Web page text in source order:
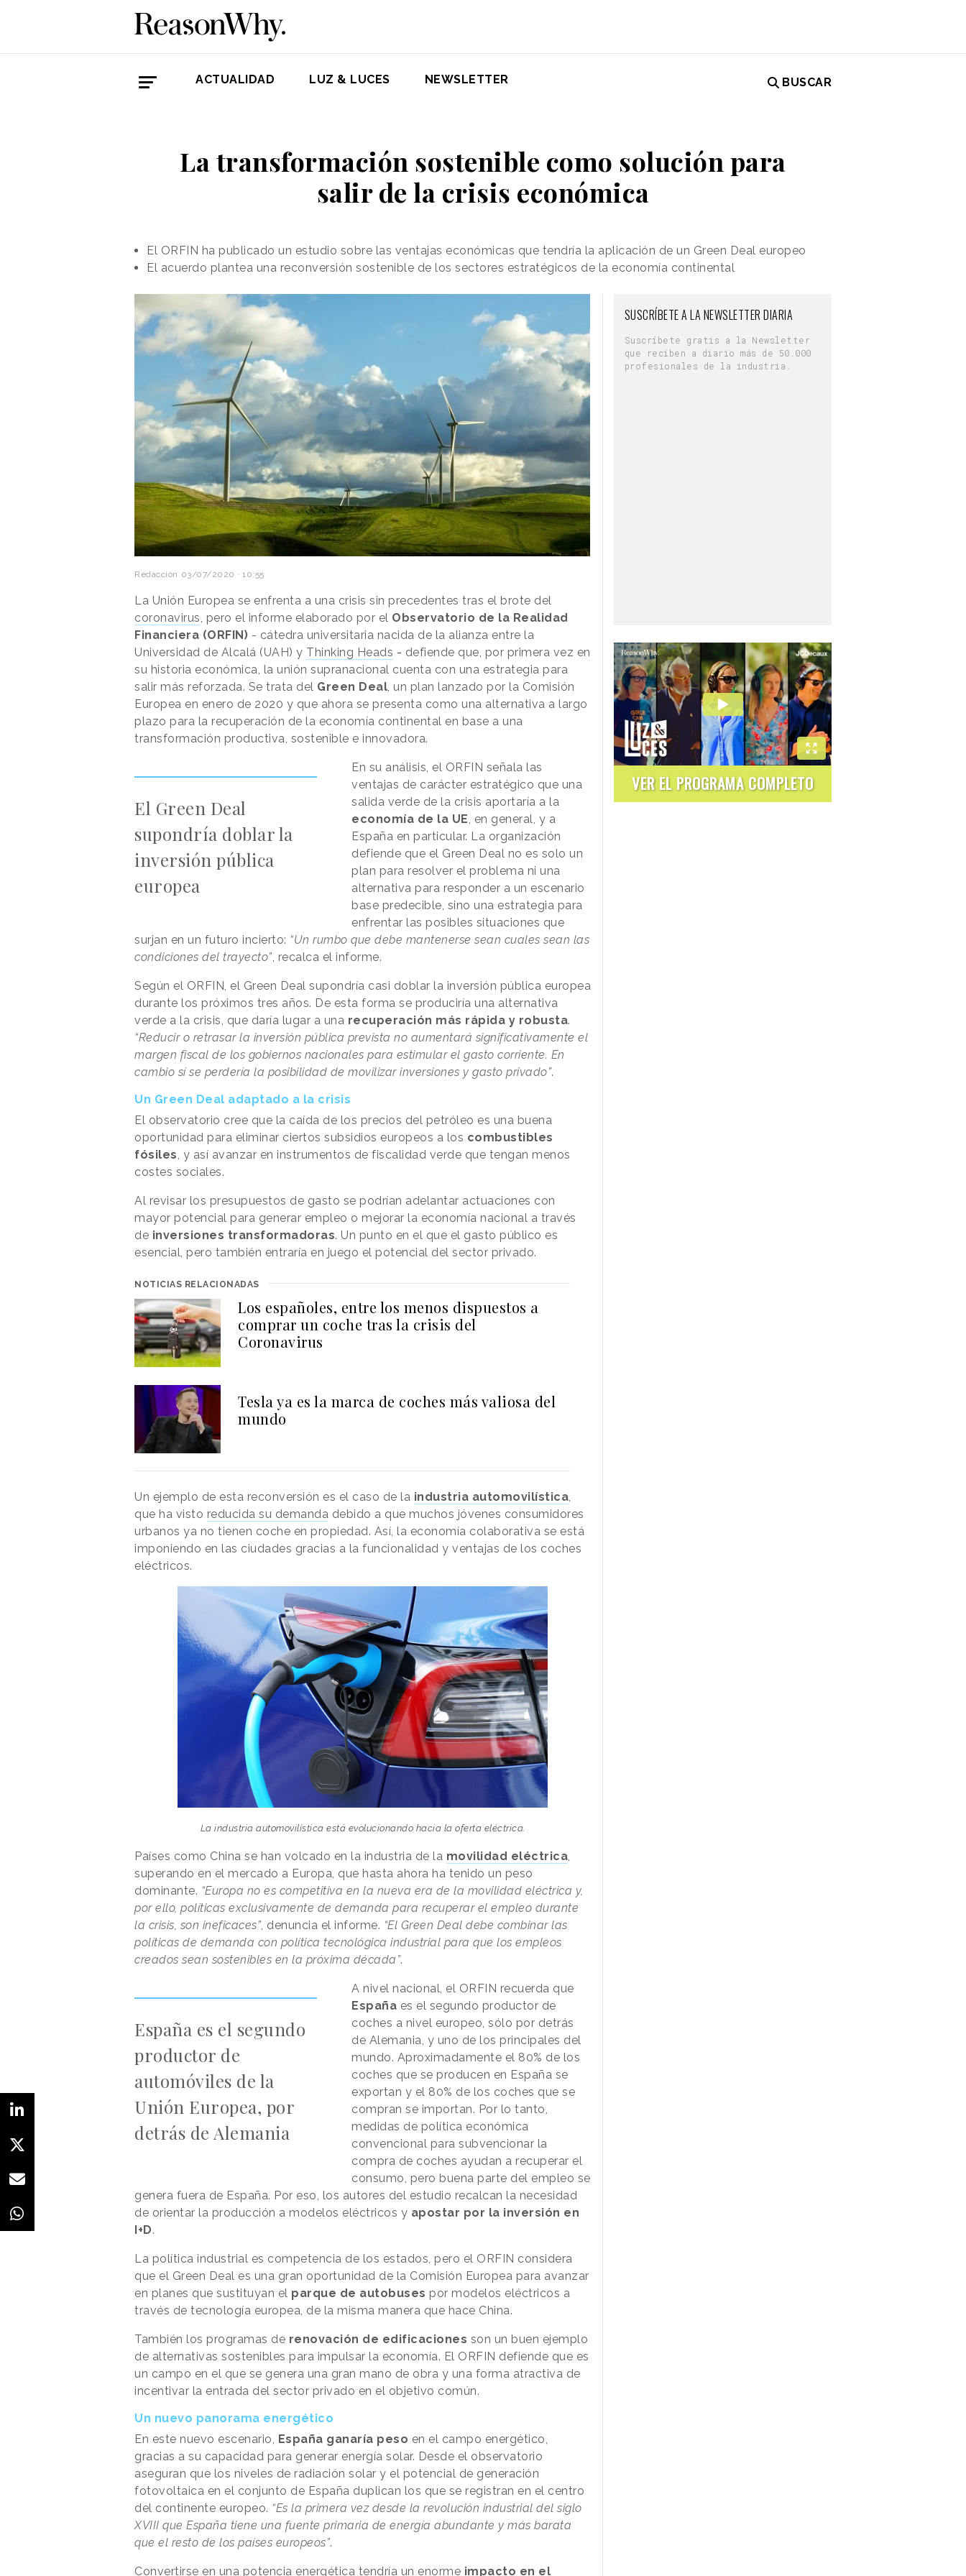
ACTUALIDAD LUZ & LUCES NEWSLETTER BUSCAR
La transformación sostenible como solución para
salir de la crisis económica
El ORFIN ha publicado un estudio sobre las ventajas económicas que tendría la aplicación de un Green Deal europeo
El acuerdo plantea una reconversión sostenible de los sectores estratégicos de la economía continental
Redacción 03/07/2020 · 10:55
La Unión Europea se enfrenta a una crisis sin precedentes tras el brote del
coronavirus , pero el informe elaborado por el Observatorio de la Realidad
Financiera (ORFIN) - cátedra universitaria nacida de la alianza entre la
Universidad de Alcalá (UAH) y Thinking Heads - defiende que, por primera vez en
su historia económica, la unión supranacional cuenta con una estrategia para
salir más reforzada. Se trata del Green Deal , un plan lanzado por la Comisión
Europea en enero de 2020 y que ahora se presenta como una alternativa a largo
plazo para la recuperación de la economía continental en base a una
transformación productiva, sostenible e innovadora.
El Green Deal
supondría doblar la
inversión pública
europea
En su análisis, el ORFIN señala las
ventajas de carácter estratégico que una
salida verde de la crisis aportaría a la
economía de la UE , en general, y a
España en particular. La organización
defiende que el Green Deal no es solo un
plan para resolver el problema ni una
alternativa para responder a un escenario
base predecible, sino una estrategia para
enfrentar las posibles situaciones que
surjan en un futuro incierto: “Un rumbo que debe mantenerse sean cuales sean las
condiciones del trayecto”, recalca el informe.
Según el ORFIN, el Green Deal supondría casi doblar la inversión pública europea
durante los próximos tres años. De esta forma se produciría una alternativa
verde a la crisis, que daría lugar a una recuperación más rápida y robusta.
“Reducir o retrasar la inversión pública prevista no aumentará significativamente el
margen fiscal de los gobiernos nacionales para estimular el gasto corriente. En
cambio sí se perdería la posibilidad de movilizar inversiones y gasto privado”.
Un Green Deal adaptado a la crisis
El observatorio cree que la caída de los precios del petróleo es una buena
oportunidad para eliminar ciertos subsidios europeos a los combustibles
fósiles , y así avanzar en instrumentos de fiscalidad verde que tengan menos
costes sociales.
Al revisar los presupuestos de gasto se podrían adelantar actuaciones con
mayor potencial para generar empleo o mejorar la economía nacional a través
de inversiones transformadoras. Un punto en el que el gasto público es
esencial, pero también entraría en juego el potencial del sector privado.
NOTICIAS RELACIONADAS
Los españoles, entre los menos dispuestos a
comprar un coche tras la crisis del
Coronavirus
Tesla ya es la marca de coches más valiosa del
mundo
Un ejemplo de esta reconversión es el caso de la industria automovilística
que ha visto reducida su demanda debido a que muchos jóvenes consumidores
urbanos ya no tienen coche en propiedad. Así, la economía colaborativa se está
imponiendo en las ciudades gracias a la funcionalidad y ventajas de los coches
eléctricos.
La industria automovilística está evolucionando hacia la oferta eléctrica.
Países como China se han volcado en la industria de la movilidad eléctrica
superando en el mercado a Europa, que hasta ahora ha tenido un peso
dominante. “Europa no es competitiva en la nueva era de la movilidad eléctrica y,
por ello, políticas exclusivamente de demanda para recuperar el empleo durante
la crisis, son ineficaces”, denuncia el informe. “El Green Deal debe combinar las
políticas de demanda con política tecnológica industrial para que los empleos
creados sean sostenibles en la próxima década”.
España es el segundo
productor de
automóviles de la
Unión Europea, por
detrás de Alemania
A nivel nacional, el ORFIN recuerda que
España es el segundo productor de
coches a nivel europeo, sólo por detrás
de Alemania, y uno de los principales del
mundo. Aproximadamente el 80% de los
coches que se producen en España se
exportan y el 80% de los coches que se
compran se importan. Por lo tanto,
medidas de política económica
convencional para subvencionar la
compra de coches ayudan a recuperar el
consumo, pero buena parte del empleo se
genera fuera de España. Por eso, los autores del estudio recalcan la necesidad
de orientar la producción a modelos eléctricos y apostar por la inversión en
I+D.
La política industrial es competencia de los estados, pero el ORFIN considera
que el Green Deal es una gran oportunidad de la Comisión Europea para avanzar
en planes que sustituyan el parque de autobuses por modelos eléctricos a
través de tecnología europea, de la misma manera que hace China.
También los programas de renovación de edificaciones son un buen ejemplo
de alternativas sostenibles para impulsar la economía. El ORFIN defiende que es
un campo en el que se genera una gran mano de obra y una forma atractiva de
incentivar la entrada del sector privado en el objetivo común.
Un nuevo panorama energético
En este nuevo escenario, España ganaría peso en el campo energético,
gracias a su capacidad para generar energía solar. Desde el observatorio
aseguran que los niveles de radiación solar y el potencial de generación
fotovoltaica en el conjunto de España duplican los que se registran en el centro
del continente europeo. “Es la primera vez desde la revolución industrial del siglo
XVIII que España tiene una fuente primaria de energía abundante y más barata
que el resto de los países europeos”.
Convertirse en una potencia energética tendría un enorme impacto en el
SUSCRÍBETE A LA NEWSLETTER DIARIA
Suscríbete gratis a la Newsletter
que reciben a diario más de 50.000
profesionales de la industria.
VER EL PROGRAMA COMPLETO